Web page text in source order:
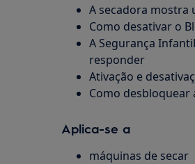
A secadora mostra
Como desativar o
A Segurança
responder
Ativação e
Como desbloquear
Aplica-se a
máquinas de secar